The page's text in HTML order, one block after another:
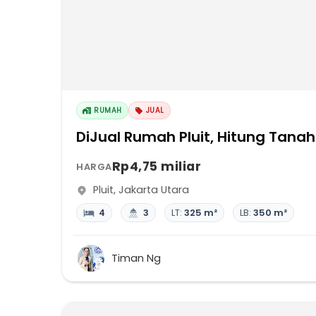
RUMAH JUAL
DiJual Rumah Pluit, Hitung
HARGARp4,75 miliar
Pluit, Jakarta Utara
4 3 LT: 325 m² LB: 350 m²
Timan Ng